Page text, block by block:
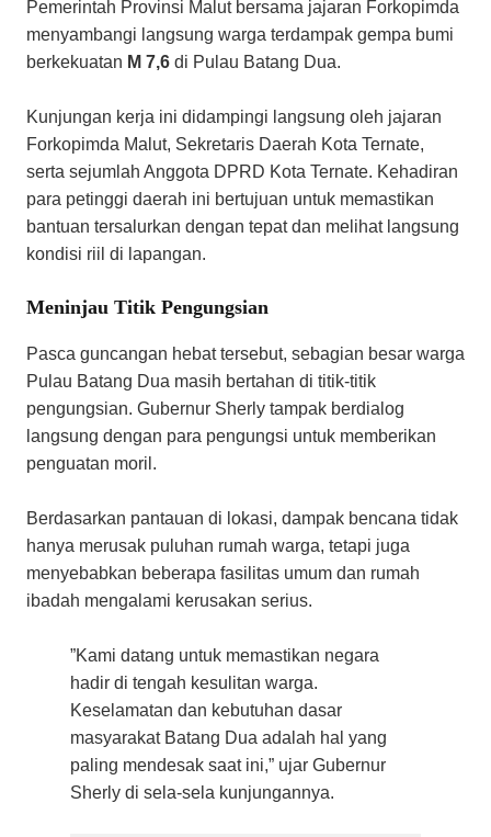
Pemerintah Provinsi Malut bersama jajaran Forkopimda
menyambangi langsung warga terdampak gempa bumi
berkekuatan M 7,6 di Pulau Batang Dua.
​Kunjungan kerja ini didampingi langsung oleh jajaran
Forkopimda Malut, Sekretaris Daerah Kota Ternate,
serta sejumlah Anggota DPRD Kota Ternate. Kehadiran
para petinggi daerah ini bertujuan untuk memastikan
bantuan tersalurkan dengan tepat dan melihat langsung
kondisi riil di lapangan.
Meninjau Titik Pengungsian
​Pasca guncangan hebat tersebut, sebagian besar warga
Pulau Batang Dua masih bertahan di titik-titik
pengungsian. Gubernur Sherly tampak berdialog
langsung dengan para pengungsi untuk memberikan
penguatan moril.
​Berdasarkan pantauan di lokasi, dampak bencana tidak
hanya merusak puluhan rumah warga, tetapi juga
menyebabkan beberapa fasilitas umum dan rumah
ibadah mengalami kerusakan serius.
​”Kami datang untuk memastikan negara
hadir di tengah kesulitan warga.
Keselamatan dan kebutuhan dasar
masyarakat Batang Dua adalah hal yang
paling mendesak saat ini,” ujar Gubernur
Sherly di sela-sela kunjungannya.